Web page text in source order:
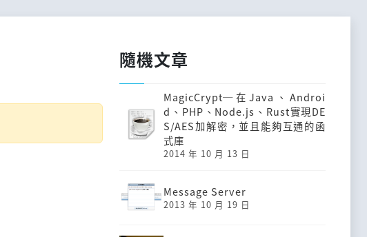
隨機文章
MagicCrypt─在Java、Androi
d、PHP、Node.js、Rust實現DE
S/AES加解密，並且能夠互通的函
式庫
2014 年 10 月 13 日
Message Server
2013 年 10 月 19 日